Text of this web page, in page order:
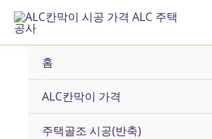
츠
홈
ALC칸막이 가격
주택골조 시공(반축)